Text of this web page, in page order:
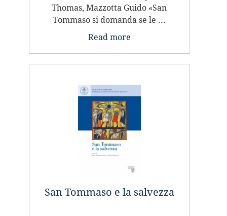
Thomas, Mazzotta Guido «San
Tommaso si domanda se le ...
Read more
San Tommaso e la salvezza